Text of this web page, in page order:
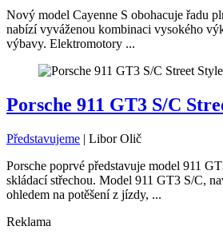
Nový model Cayenne S obohacuje řadu
nabízí vyváženou kombinaci vysokého
výbavy. Elektromotory ...
Porsche 911 GT3 S/C
Představujeme | Libor Olič
Porsche poprvé představuje model 911
skládací střechou. Model 911 GT3 S/C,
ohledem na potěšení z jízdy, ...
Reklama